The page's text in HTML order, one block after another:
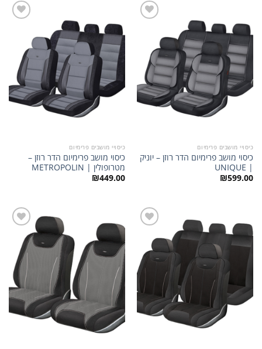
כיסויי מושבים פרימיום
כיסוי מושב פרימיום הדר רוזן – יוניק
| UNIQUE
₪599.00
כיסויי מושבים פרימיום
כיסוי מושב פרימיום הדר רוזן –
מטרופולין | METROPOLIN
₪449.00
לרשימת
המשאלות
לרשימת
המשאלות